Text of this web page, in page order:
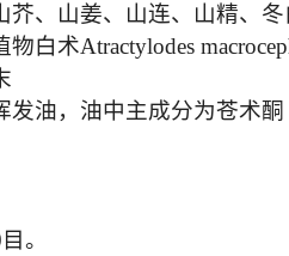
芥、山姜、山连、山精、冬
白术Atractylodes
发油，油中主成分为苍术
。